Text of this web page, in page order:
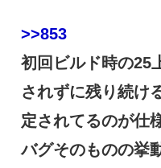
>>853
初回ビルド時の25
されずに残り続け
定されてるのが仕
バグそのものの挙